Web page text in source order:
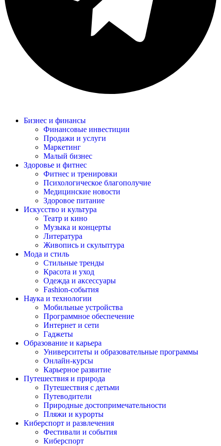
Бизнес и финансы
Финансовые инвестиции
Продажи и услуги
Маркетинг
Малый бизнес
Здоровье и фитнес
Фитнес и тренировки
Психологическое благополучие
Медицинские новости
Здоровое питание
Искусство и культура
Театр и кино
Музыка и концерты
Литература
Живопись и скульптура
Мода и стиль
Стильные тренды
Красота и уход
Одежда и аксессуары
Fashion-события
Наука и технологии
Мобильные устройства
Программное обеспечение
Интернет и сети
Гаджеты
Образование и карьера
Университеты и образовательные программы
Онлайн-курсы
Карьерное развитие
Путешествия и природа
Путешествия с детьми
Путеводители
Природные достопримечательности
Пляжи и курорты
Киберспорт и развлечения
Фестивали и события
Киберспорт